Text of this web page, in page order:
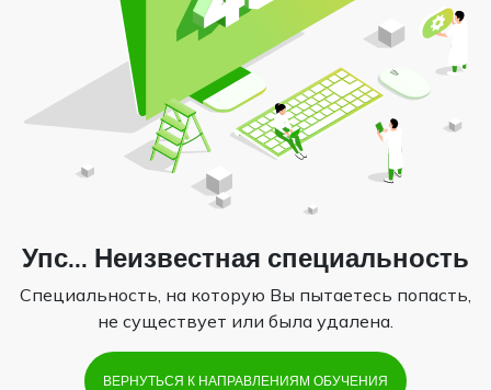
Упс... Неизвестная специальность
Специальность, на которую Вы пытаетесь попасть,
не существует или была удалена.
ВЕРНУТЬСЯ К НАПРАВЛЕНИЯМ ОБУЧЕНИЯ